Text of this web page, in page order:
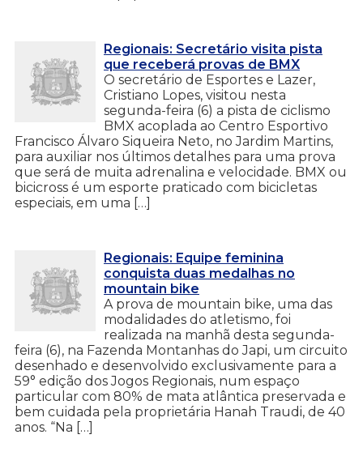
Regionais: Secretário visita pista
que receberá provas de BMX
O secretário de Esportes e Lazer,
Cristiano Lopes, visitou nesta
segunda-feira (6) a pista de ciclismo
BMX acoplada ao Centro Esportivo
Francisco Álvaro Siqueira Neto, no Jardim Martins,
para auxiliar nos últimos detalhes para uma prova
que será de muita adrenalina e velocidade. BMX ou
bicicross é um esporte praticado com bicicletas
especiais, em uma […]
Regionais: Equipe feminina
conquista duas medalhas no
mountain bike
A prova de mountain bike, uma das
modalidades do atletismo, foi
realizada na manhã desta segunda-
feira (6), na Fazenda Montanhas do Japi, um circuito
desenhado e desenvolvido exclusivamente para a
59° edição dos Jogos Regionais, num espaço
particular com 80% de mata atlântica preservada e
bem cuidada pela proprietária Hanah Traudi, de 40
anos. “Na […]